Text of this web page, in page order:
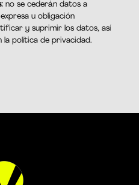
no se cederán datos a
u obligación
y suprimir los datos, así
la política de privacidad.